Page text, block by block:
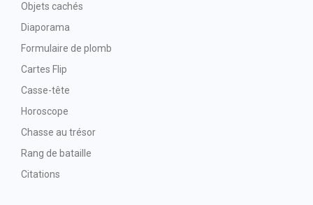
Objets cachés
Diaporama
Formulaire de plomb
Cartes Flip
Casse-tête
Horoscope
Chasse au trésor
Rang de bataille
Citations